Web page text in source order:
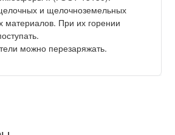
и щелочноземельных
материалов. При их горении
можно перезаряжать.